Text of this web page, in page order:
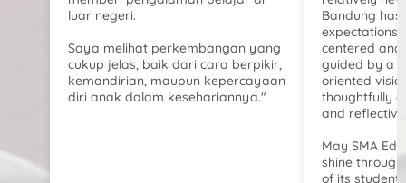
luar negeri.
Saya melihat perkembangan yang
cukup jelas, baik dari cara berpikir,
kemandirian, maupun kepercayaan
diri anak dalam kesehariannya."
Bandung
expectations.
centered and
guided by a
oriented
thoughtfully
and
May SMA
shine
of its